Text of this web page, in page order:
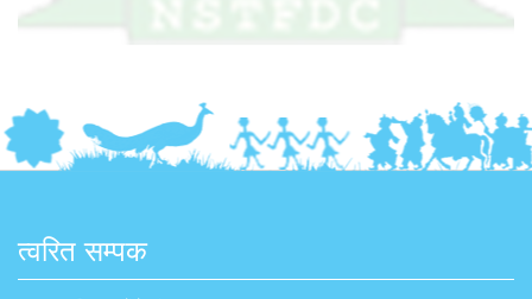
त्वरित सम्पक